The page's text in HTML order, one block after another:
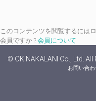
このコンテンツを閲覧するには
会員ですか ? 会員について
© OKINAKALANI Co., Ltd. All
お問い合